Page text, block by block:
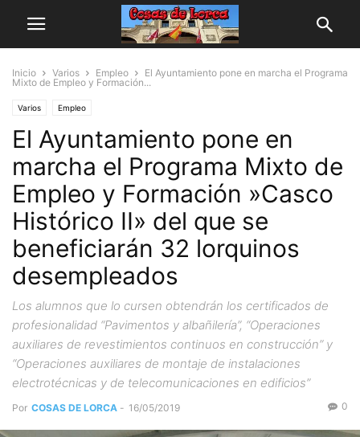
Inicio Varios Empleo
El Ayuntamiento pone en marcha el Programa
Mixto de Empleo y Formación...
Varios Empleo
El Ayuntamiento pone en
marcha el Programa Mixto de
Empleo y Formación »Casco
Histórico II» del que se
beneficiarán 32 lorquinos
desempleados
Los alumnos que lo cursen obtendrán los certificados de
profesionalidad “Pavimentos y albañilería”, “Operaciones
auxiliares de revestimientos continuos en construcción” y
“Operaciones auxiliares de montaje de instalaciones
electrotécnicas y de telecomunicaciones en edificios”
Por COSAS DE LORCA - 16/05/2019 0